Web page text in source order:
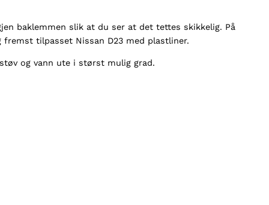
baklemmen slik at du ser at det tettes skikkelig. På
tilpasset Nissan D23 med plastliner.
og vann ute i størst mulig grad.